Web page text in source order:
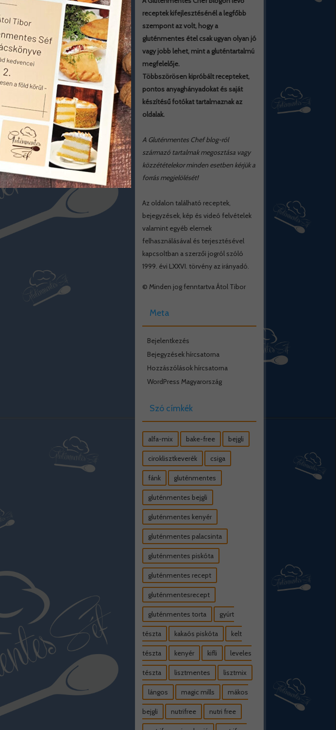
receptek kifejlesztésénél a legfőbb
szempont az volt, hogy a
gluténmentes étel csak ugyan olyan jó
vagy jobb lehet, mint a gluténtartalmú
megfelelője.
Többszörösen kipróbált recepteket,
pontos anyaghányadokat és saját
készítésű fotókat tartalmaznak az
oldalak.
A Gluténmentes Chef blog-ról
származó tartalmak megosztása vagy
közzétételekor minden esetben kérjük a
forrás megjelölését!
Az oldalon található receptek,
bejegyzések, kép és videó felvételek
valamint egyéb elemek
felhasználásával és terjesztésével
kapcsoltban a szerzői jogról szóló
1999. évi LXXVI. törvény az irányadó.
© Minden jog fenntartva Átol Tibor
Meta
Bejelentkezés
Bejegyzések hírcsatorna
Hozzászólások hírcsatorna
WordPress Magyarország
Szó címkék
alfa-mix bake-free bejgli
ciroklisztkeverék csiga
fánk gluténmentes
gluténmentes bejgli
gluténmentes kenyér
gluténmentes palacsinta
gluténmentes piskóta
gluténmentes recept
gluténmentesrecept
gluténmentes torta gyúrt
tészta kakaós piskóta kelt
tészta kenyér kifli leveles
tészta lisztmentes lisztmix
lángos magic mills mákos
bejgli nutrifree nutri free